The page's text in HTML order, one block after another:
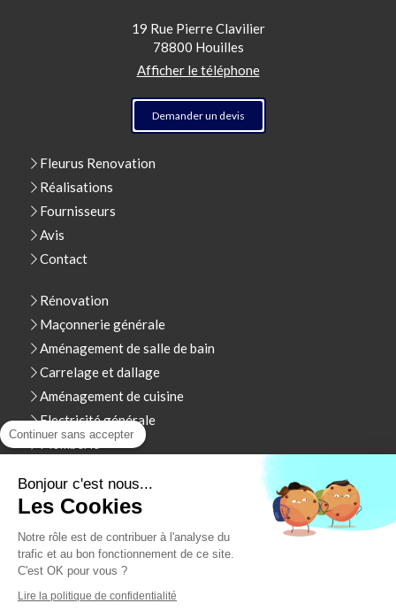
19 Rue Pierre Clavilier
78800 Houilles
Afficher le téléphone
Demander un devis
Fleurus Renovation
Réalisations
Fournisseurs
Avis
Contact
Rénovation
Maçonnerie générale
Aménagement de salle de bain
Carrelage et dallage
Aménagement de cuisine
Electricité générale
Plomberie
Menuiserie Extérieure - Volet Roulant
Yvelines 78 ,Hauts de Seine 92, Paris 75 , Val d'oise 95 .
Plan du site
Mentions légales
Continuer sans accepter
Bonjour c'est nous...
Les Cookies
Notre rôle est de contribuer à l'analyse du
trafic et au bon fonctionnement de ce site.
C'est OK pour vous ?
Lire la politique de confidentialité